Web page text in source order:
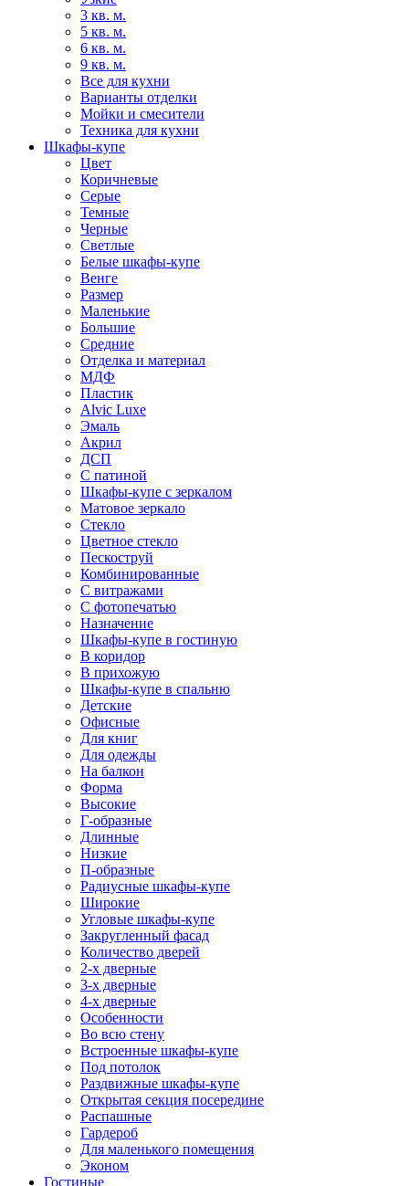
3 кв. м.
5 кв. м.
6 кв. м.
9 кв. м.
Все для кухни
Варианты отделки
Мойки и смесители
Техника для кухни
Шкафы-купе
Цвет
Коричневые
Серые
Темные
Черные
Светлые
Белые шкафы-купе
Венге
Размер
Маленькие
Большие
Средние
Отделка и материал
МДФ
Пластик
Alvic Luxe
Эмаль
Акрил
ДСП
С патиной
Шкафы-купе с зеркалом
Матовое зеркало
Стекло
Цветное стекло
Пескоструй
Комбинированные
С витражами
С фотопечатью
Назначение
Шкафы-купе в гостиную
В коридор
В прихожую
Шкафы-купе в спальню
Детские
Офисные
Для книг
Для одежды
На балкон
Форма
Высокие
Г-образные
Длинные
Низкие
П-образные
Радиусные шкафы-купе
Широкие
Угловые шкафы-купе
Закругленный фасад
Количество дверей
2-х дверные
3-х дверные
4-х дверные
Особенности
Во всю стену
Встроенные шкафы-купе
Под потолок
Раздвижные шкафы-купе
Открытая секция посередине
Распашные
Гардероб
Для маленького помещения
Эконом
Гостиные